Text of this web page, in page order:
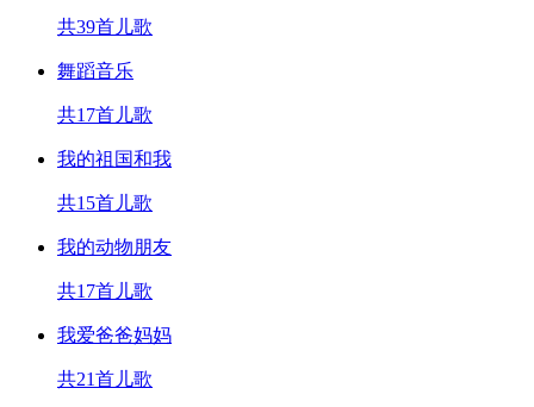
共39首儿歌
舞蹈音乐
共17首儿歌
我的祖国和我
共15首儿歌
我的动物朋友
共17首儿歌
我爱爸爸妈妈
共21首儿歌